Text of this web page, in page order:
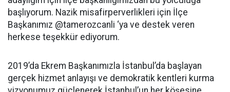
başlıyorum. Nazik misafirperverlikleri için İlçe
Başkanımız @tamerozcanli ‘ya ve destek veren
herkese teşekkür ediyorum.
2019’da Ekrem Başkanımızla İstanbul’da başlayan
gerçek hizmet anlayışı ve demokratik kentleri kurma